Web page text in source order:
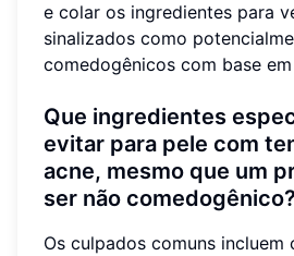
e colar os ingredientes para
sinalizados como
comedogênicos com base
Que ingredientes
evitar para pele com
acne, mesmo que um
ser não comedogênico?
Os culpados comuns incluem